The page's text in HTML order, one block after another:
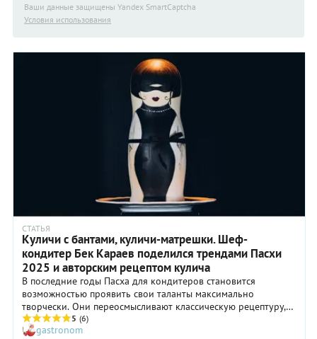
Ваши данные защищены Yandex SmartCaptcha
Условия использования
СТАТЬЯ
Куличи с бантами, куличи-матрешки. Шеф-
кондитер Бек Караев поделился трендами Пасхи
2025 и авторским рецептом кулича
В последние годы Пасха для кондитеров становится
возможностью проявить свои таланты максимально
творчески. Они переосмысливают классическую рецептуру,
создают впечатляющий декор. Из традиционной выпечки
кулич превращается в эффектное произведение искусства.
5 (6)
gastronom